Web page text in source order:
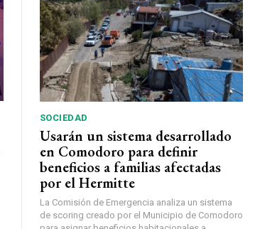
SOCIEDAD
Usarán un sistema desarrollado
en Comodoro para definir
beneficios a familias afectadas
por el Hermitte
La Comisión de Emergencia analiza un sistema
de scoring creado por el Municipio de Comodoro